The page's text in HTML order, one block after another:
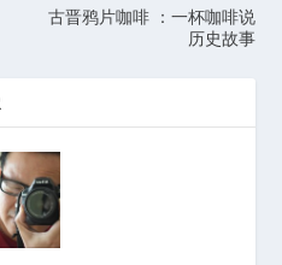
古晋鸦片咖啡 ：一杯咖啡说
历史故事